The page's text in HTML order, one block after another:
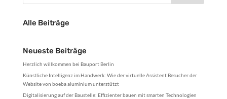
Alle Beiträge
Neueste Beiträge
Herzlich willkommen bei Bauport Berlin
Künstliche Intelligenz im Handwerk: Wie der virtuelle Assistent Besucher der
Website von boeba aluminium unterstützt
Digitalisierung auf der Baustelle: Effizienter bauen mit smarten Technologien